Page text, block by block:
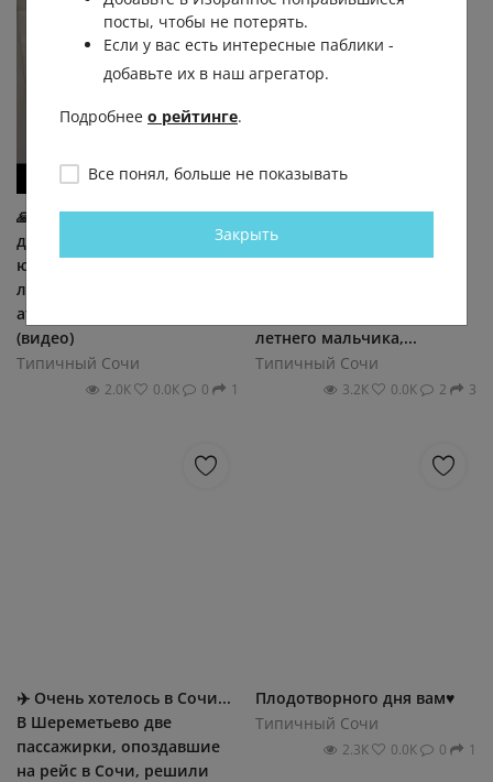
🙏 Раненых девочек
доставили в Москву Двух
юных пациенток, 11 и 16
лет, пострадавших при
атаке беспилотника ВСУ в...
(видео)
Типичный Сочи
2.0К 0.0К 0 1
🙏 Нужна помощь в
поисках пропавшего
подростка в Сочи. Уже
летнего мальчика,...
Типичный Сочи
3.2К 0.0К 2 3
✈️ Очень хотелось в Сочи...
В Шереметьево две
пассажирки, опоздавшие
на рейс в Сочи, решили
Плодотворного дня вам♥️
Типичный Сочи
2.3К 0.0К 0 1
посты, чтобы не потерять.
Если у вас есть интересные паблики -
добавьте их в наш агрегатор.
Подробнее о рейтинге.
Все понял, больше не показывать
Закрыть